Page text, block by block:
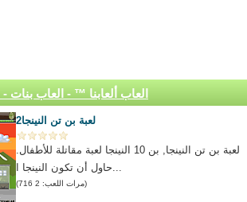
العاب ألعابنا ™ - العاب بنات
لعبة بن تن النينجا2
لعبة بن تن النينجا, بن 10 النينجا لعبة مقاتلة للأطفال.
(مرات اللعب: 2 716)